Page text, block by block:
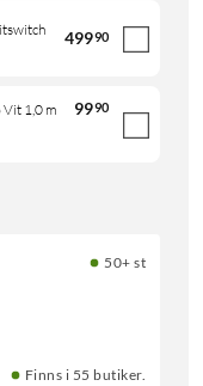
49990
1,0 m 9990
50+ st
Finns i 55 butiker.